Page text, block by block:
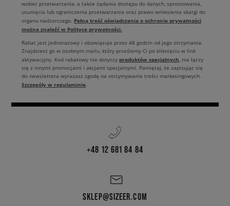
wobec przetwarzania, a także żądania dostępu do danych, sprostowania,
usunięcia lub ograniczenia przetwarzania oraz prawo wniesienia skargi do
organu nadzorczego. Pełną treść oświadczenia o ochronie prywatności
można znaleźć w Polityce prywatności.
Rabat jest jednorazowy i obowiązuje przez 48 godzin od jego otrzymania.
Znajdziesz go w osobnym mailu, który prześlemy Ci po kliknięciu w link
aktywacyjny. Kod rabatowy nie dotyczy produktów specjalnych, nie łączy
się z innymi promocjami i akcjami specjalnymi. Pamiętaj, że zapisując się
do newslettera wyrażasz zgodę na otrzymywanie treści marketingowych.
Szczegóły w regulaminie.
+48 12 681 84 84
SKLEP@SIZEER.COM